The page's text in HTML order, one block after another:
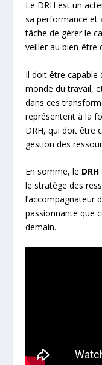
Le DRH est un
sa performance et
tâche de gérer le
veiller au bien-être
Il doit être capable
monde du travail,
dans ces
représentent à la
DRH, qui doit être
gestion des
En somme, le DRH
le stratège des
l’accompagnateur
passionnante que
demain.